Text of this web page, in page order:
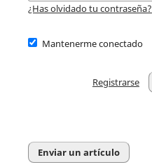
¿Has olvidado tu contraseña?
Mantenerme conectado
Registrarse
Enviar un artículo